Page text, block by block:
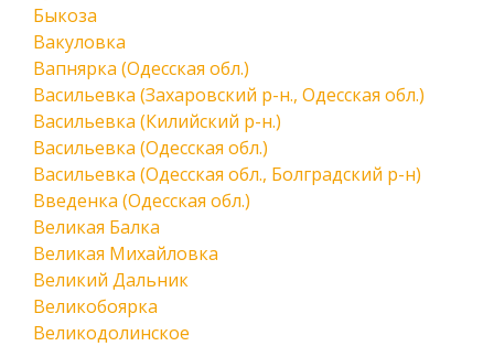
Быкоза
Вакуловка
Вапнярка (Одесская обл.)
Васильевка (Захаровский р-н., Одесская обл.)
Васильевка (Килийский р-н.)
Васильевка (Одесская обл.)
Васильевка (Одесская обл., Болградский р-н)
Введенка (Одесская обл.)
Великая Балка
Великая Михайловка
Великий Дальник
Великобоярка
Великодолинское